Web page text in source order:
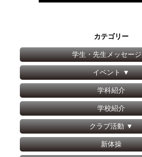
カテゴリー
学生・先生メッセージ
イベント ▼
学科紹介
学校紹介
クラブ活動 ▼
新体操